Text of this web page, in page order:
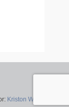
Kriston Webdesign